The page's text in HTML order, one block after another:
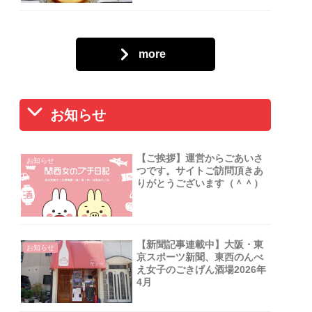
more
お知らせ
お知らせ
【ご挨拶】運営からごあいさ
つです。サイトご訪問頂きあ
りがとうございます（＾＾）
お知らせ
【新聞記事連載中】大阪・東
京スポーツ新聞、東西のんべ
え女子のごきげん酒場2026年
4月